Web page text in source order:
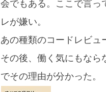
会でもある。ここで言っ
レが嫌い。
あの種類のコードレビュ
その後、働く気にもなら
でその理由が分かった。